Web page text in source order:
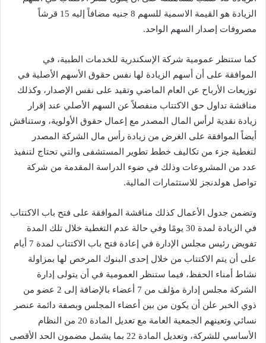
الزيادة هو القيمة الاسمية للسهم 8 جنيه مضافاً إليه 15 قرشاً
مصروفات إصدار السهم الواحد.
كما ستنظر عمومية شركة الإسكندرية للخدمات الطبية، في
الموافقة على أن أسهم الزيادة لها نفس حقوق الأسهم الأصلية في
توزيعات الأرباح عن العام الماضي وتقيد على نفس الإصدار، وكذلك
مناقشة تداول حق الاكتتاب منفصلاً عن السهم الأصلي عند إقرار
زيادة نقدية لرأس المال المصدر مع إعمال حقوق الأولوية، وستناقش
أيضاً الموافقة على الغرض من زيادة رأس مال الشركة المصدر
لتغطية جزء من تكاليف خطط تطوير المستشفى والتي تحتاج لتنفيذ
عدد من المشروعات وذلك في ضوء الدراسة المقدمة من شركة
تواصل هولدنجز للاستثمارات المالية.
وتضمن جدول الأعمال كذلك مناقشة الموافقة على فتح باب الاكتتاب
في الزيادة لمدة 30 يومًا وفي حالة عدم التغطية خلال تلك المدة
تفويض رئيس مجلس الإدارة في إعادة فتح باب الاكتتاب لمدة 7 أيام
على أن يتم الاكتتاب من خلال إحدى البنوك المرخص لها بمزاولة
نشاط أمناء الحفظ، فيما ستنظر العمومية في أن يتولى إدارة
الشركة مجلس إدارة مؤلف من 7 أعضاء بالإضافة إلى 2 عضو من
ذوي الخبر علن أن يكون من بين أعضاء المجلس وبصفة دائمة عنصر
نسائي وتعينهم الجمعية العامة مع تعديل المادة 20 من النظام
الأساسي للشركة، وتعديل المادة 22 بما يشمل مضمون الحد الأقصى